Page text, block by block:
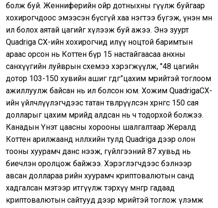
болж буй. Женниферийн ойр дотныхны өгүүлж буйгаар
хохирогчдоос эмээсэн бүсгүй хаа нэгтээ бүгэж, үнэн мөн
ил болох аятай цагийг хүлээж буй ажээ. Энэ зуурт
Quadriga CX-ийн хохирогчид илүү ноцтой баримтын
араас орсон нь Коттен бүр 15 настайгаасаа анхны
санхүүгийн луйврын схемээ хэрэгжүүлж, "48 цагийн
дотор 103-150 хувийн ашиг өгдөг”цахим мөрийтэй тоглоом
ажиллуулж байсан нь ил болсон юм. Хожим QuadrigaCX-
ийн үйлчлүүлэгчдээс татан төвлөрүүлсэн хөрөнгөөс 150 сая
долларыг цахим мөрийд алдсан нь ч тодорхой болжээ.
Канадын Үнэт цаасны хорооны шалгалтаар Жералд
Коттен арилжаанд нөлөөлөхийн тулд Quadriga дээр олон
тооны хуурамч данс нээж, гүйлгээний 87 хувьд нь
биечлэн оролцож байжээ. Хэрэглэгчдээс бэлнээр
авсан доллараа өөрийн хуурамч криптовалютын санд
хадгалсан мэтээр итгүүлж тэрхүү мөнгөөрөө гадаад
криптовалютын сайтууд дээр мөрийтэй тоглож үлэмж